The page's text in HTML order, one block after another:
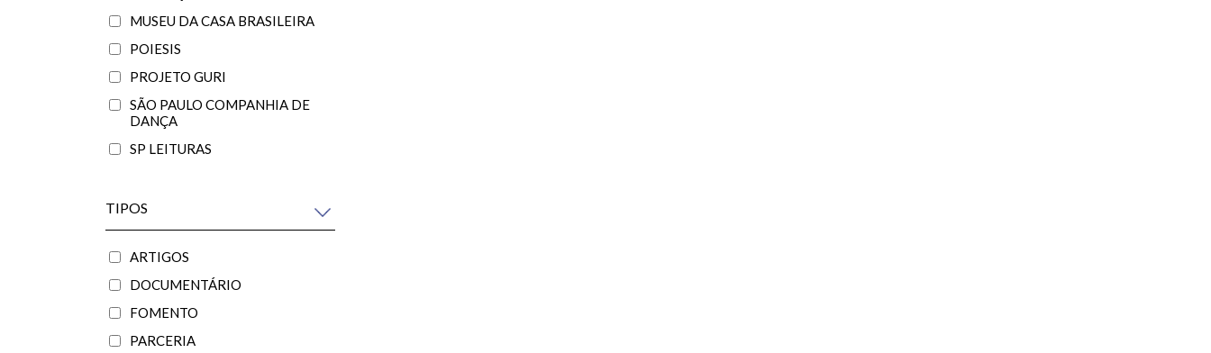
MUSEU DA CASA BRASILEIRA
POIESIS
PROJETO GURI
SÃO PAULO COMPANHIA DE
DANÇA
SP LEITURAS
TIPOS
ARTIGOS
DOCUMENTÁRIO
FOMENTO
PARCERIA